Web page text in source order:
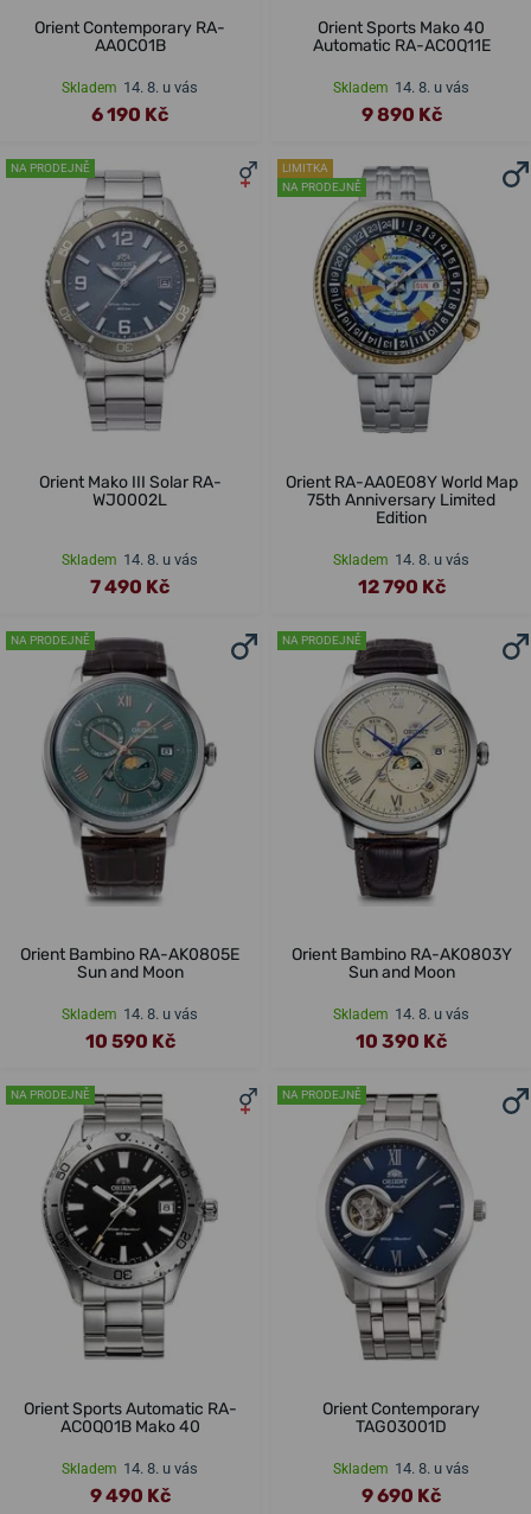
Orient Contemporary RA-
AA0C01B
Skladem 14. 8. u vás
6 190 Kč
Orient Sports Mako 40
Automatic RA-AC0Q11E
Skladem 14. 8. u vás
9 890 Kč
NA PRODEJNĚ
Orient Mako III Solar RA-
WJ0002L
Skladem 14. 8. u vás
7 490 Kč
LIMITKA
NA PRODEJNĚ
Orient RA-AA0E08Y World Map
75th Anniversary Limited
Edition
Skladem 14. 8. u vás
12 790 Kč
NA PRODEJNĚ
Orient Bambino RA-AK0805E
Sun and Moon
Skladem 14. 8. u vás
10 590 Kč
NA PRODEJNĚ
Orient Bambino RA-AK0803Y
Sun and Moon
Skladem 14. 8. u vás
10 390 Kč
NA PRODEJNĚ
Orient Sports Automatic RA-
AC0Q01B Mako 40
Skladem 14. 8. u vás
9 490 Kč
NA PRODEJNĚ
Orient Contemporary
TAG03001D
Skladem 14. 8. u vás
9 690 Kč